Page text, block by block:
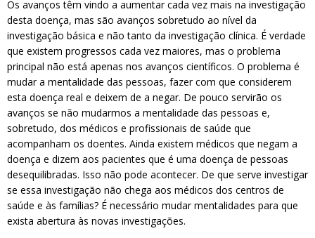
Os avanços têm vindo a aumentar cada vez mais na investigação
desta doença, mas são avanços sobretudo ao nível da
investigação básica e não tanto da investigação clínica. É verdade
que existem progressos cada vez maiores, mas o problema
principal não está apenas nos avanços científicos. O problema é
mudar a mentalidade das pessoas, fazer com que considerem
esta doença real e deixem de a negar. De pouco servirão os
avanços se não mudarmos a mentalidade das pessoas e,
sobretudo, dos médicos e profissionais de saúde que
acompanham os doentes. Ainda existem médicos que negam a
doença e dizem aos pacientes que é uma doença de pessoas
desequilibradas. Isso não pode acontecer. De que serve investigar
se essa investigação não chega aos médicos dos centros de
saúde e às famílias? É necessário mudar mentalidades para que
exista abertura às novas investigações.